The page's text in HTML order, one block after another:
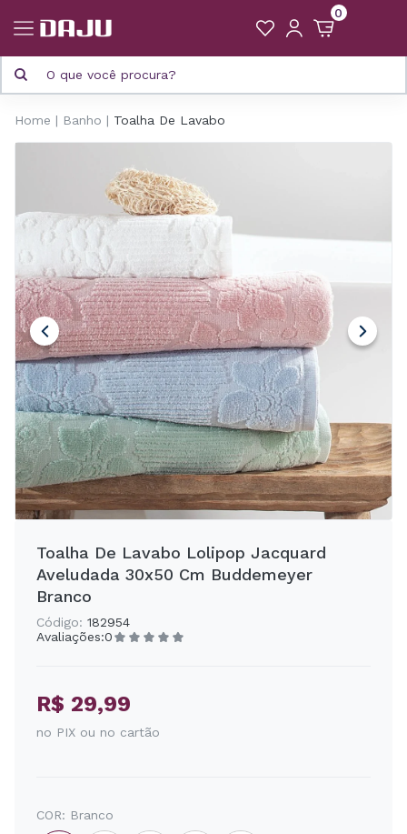
0
Home Banho Toalha De Lavabo
Toalha De Lavabo Lolipop Jacquard
Aveludada 30x50 Cm Buddemeyer
Branco
Código: 182954
Avaliações:0
R$ 29,99
no PIX ou no cartão
COR: Branco